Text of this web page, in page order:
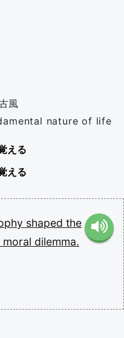
風
nature of life
える
える
shaped the
moral dilemma.